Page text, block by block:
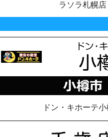
ラソラ札幌店
ドン・キホーテ